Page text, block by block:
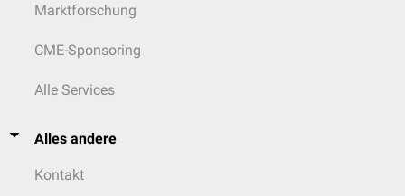
Marktforschung
CME-Sponsoring
Alle Services
Alles andere
Kontakt